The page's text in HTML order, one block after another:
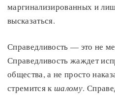
маргинализированных и
высказаться.
Справедливость — это не
Справедливость жаждет
общества, а не просто
стремится к шалому.